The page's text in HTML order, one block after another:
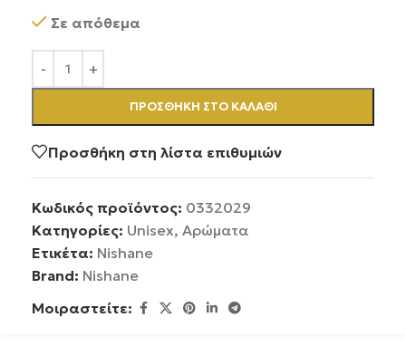
Σε απόθεμα
ΠΡΟΣΘΉΚΗ ΣΤΟ ΚΑΛΆΘΙ
Προσθήκη στη λίστα επιθυμιών
Κωδικός προϊόντος: 0332029
Κατηγορίες: Unisex, Αρώματα
Ετικέτα: Nishane
Brand: Nishane
Μοιραστείτε: